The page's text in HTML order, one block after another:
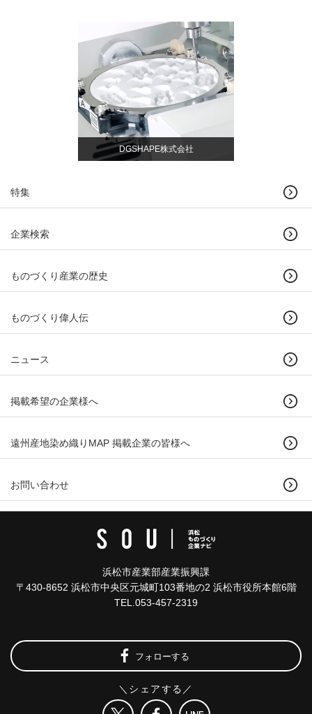
DGSHAPE株式会社
特集
企業検索
ものづくり産業の歴史
ものづくり偉人伝
ニュース
掲載希望の企業様へ
遠州産地染め織りMAP 掲載企業の皆様へ
お問い合わせ
浜松市産業部産業振興課
〒430-8652 浜松市中央区元城町103番地の2 浜松市役所本館6階
TEL.053-457-2319
＼シェアする／
フォローする